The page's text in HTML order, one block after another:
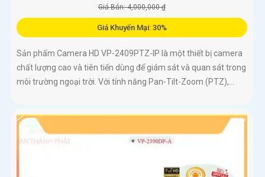
Giá Bán: 4,000,000 ₫
Giá Khuyến Mại: 30%
Sản phẩm Camera HD VP-2409PTZ-IP là một thiết bị camera
chất lượng cao và tiên tiến dùng để giám sát và quan sát trong
môi trường ngoại trời. Với tính năng Pan-Tilt-Zoom (PTZ),...